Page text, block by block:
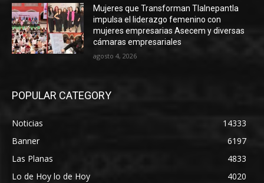
Mujeres que Transforman Tlalnepantla
impulsa el liderazgo femenino con
mujeres empresarias Asecem y diversas
cámaras empresariales
agosto 4, 2026
POPULAR CATEGORY
Noticias
14333
Banner
6197
Las Planas
4833
Lo de Hoy lo de Hoy
4020